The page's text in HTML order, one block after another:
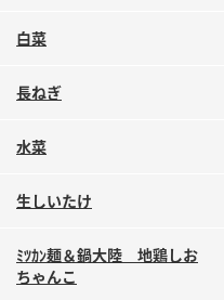
スペシャルサイト
ぽん酢サワー
鍋奉行マニュアル
MIM（ミツ
各部門が大切
販売終了製品のご案内
よくあるご質問
お問い合わせ
地図から取り扱い店舗を探す
ミツカン公式通販
白菜
長ねぎ
水菜
生しいたけ
ﾐﾂｶﾝ麺＆鍋大陸 地鶏しお
ちゃんこ